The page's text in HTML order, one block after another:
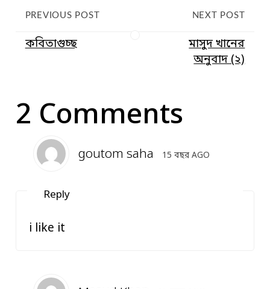
PREVIOUS POST
কবিতাগুচ্ছ
NEXT POST
মাসুদ খানের
অনুবাদ (২)
2 Comments
goutom saha 15 বছর AGO
Reply
i like it